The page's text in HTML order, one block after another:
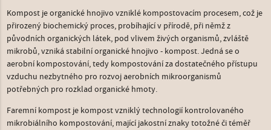
Kompost je organické hnojivo vzniklé kompostovacím procesem, což je
přirozený biochemický proces, probíhající v přírodě, při němž z
původních organických látek, pod vlivem živých organismů, zvláště
mikrobů, vzniká stabilní organické hnojivo - kompost. Jedná se o
aerobní kompostování, tedy kompostování za dostatečného přístupu
vzduchu nezbytného pro rozvoj aerobních mikroorganismů
potřebných pro rozklad organické hmoty.
Faremní kompost je kompost vzniklý technologií kontrolovaného
mikrobiálního kompostování, mající jakostní znaky totožné či téměř